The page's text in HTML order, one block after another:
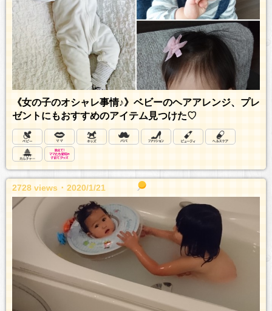
《女の子のオシャレ事情♪》ベビーのヘアアレンジ、プレ
ゼントにもおすすめのアイテム見つけた♡
2728 views ･ 2020/1/21